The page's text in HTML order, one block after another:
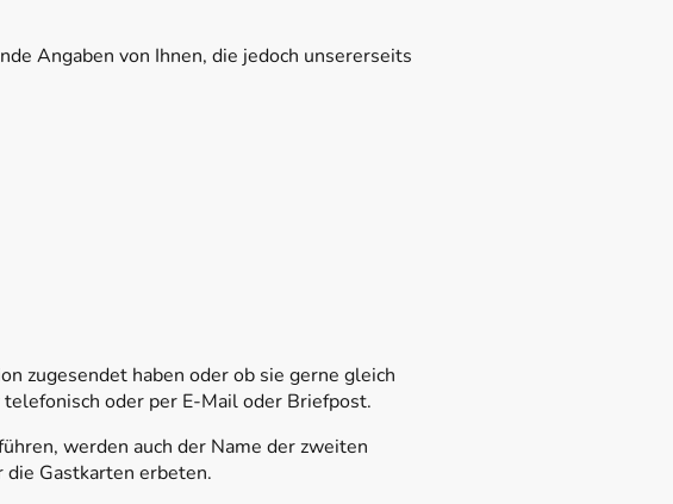
Angaben von Ihnen, die jedoch unsererseits
zugesendet haben oder ob sie gerne gleich
oder per E-Mail oder Briefpost.
werden auch der Name der zweiten
Gastkarten erbeten.